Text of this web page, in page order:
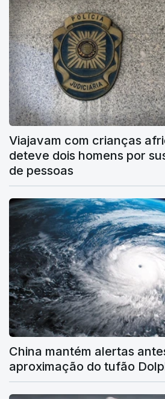
Viajavam com crianças
deteve dois homens por
de pessoas
China mantém alertas
aproximação do tufão